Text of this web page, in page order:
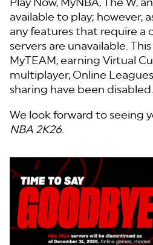
available to play; however,
any features that require a
servers are unavailable.
MyTEAM, earning Virtual
multiplayer, Online
sharing have been disabled.
We look forward to seeing
NBA 2K26